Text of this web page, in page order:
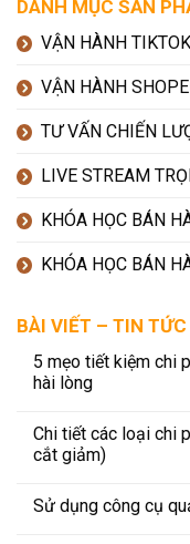
DANH MỤC SẢN
VẬN HÀNH TIKTOK
VẬN HÀNH
TƯ VẤN CHIẾN
LIVE STREAM
KHÓA HỌC BÁN
KHÓA HỌC BÁN
BÀI VIẾT – TIN TỨC
5 mẹo tiết kiệm chi
hài lòng
Chi tiết các loại chi
cắt giảm)
Sử dụng công cụ